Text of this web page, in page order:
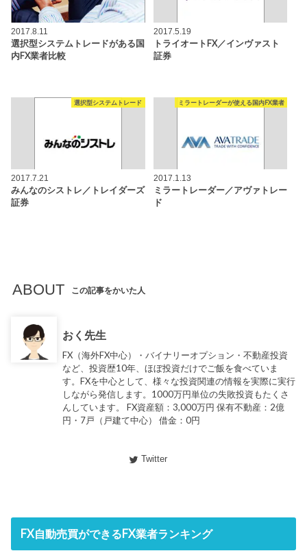
2017.8.11
選択型システムトレードがある国
内FX業者比較
2017.5.19
トライオートFX／インヴァスト
証券
選択型システムトレード
2017.7.21
みんなのシストレ／トレイダーズ
証券
ミラートレーダーが使える国内FX業者
2017.1.13
ミラートレーダー／アヴァトレー
ド
ABOUT この記事をかいた人
おく先生
FX（海外FX中心）・バイナリーオプション・不動産投資
など、投資歴10年、ほぼ投資だけでご飯を食べていま
す。FXを中心として、様々な投資関連の情報を実際に実行
しながら発信します。1000万円単位の失敗投資もたくさ
んしています。 FX資産額：3,000万円 保有不動産：2億
円・7戸（戸建て中心） 借金：0円
Twitter
FX自動売買ができるFX業者ランキング